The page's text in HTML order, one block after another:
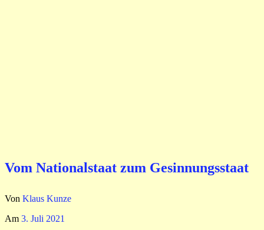
Vom Nationalstaat zum Gesinnungsstaat
Von Klaus Kunze
Am 3. Juli 2021